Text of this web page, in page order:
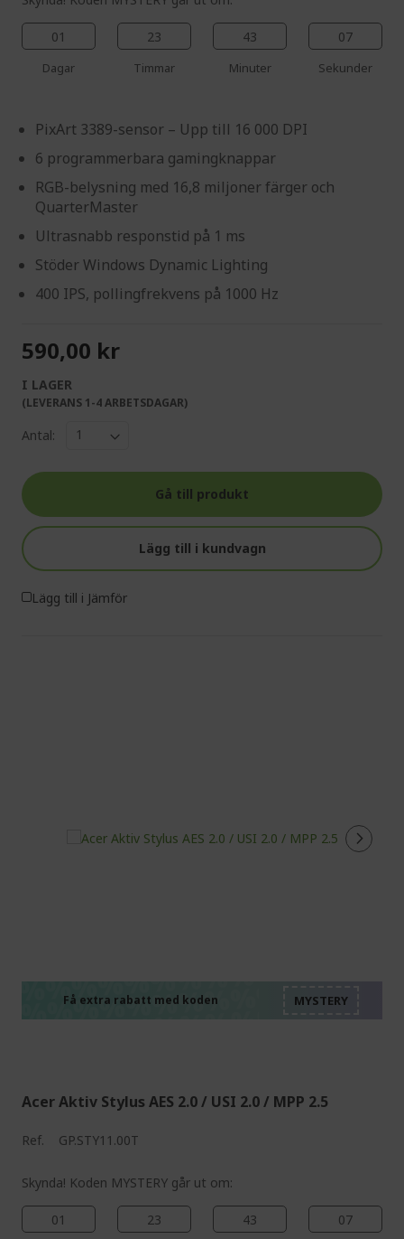
01
Dagar
23
Timmar
43
Minuter
06
Sekunder
PixArt 3389-sensor – Upp till 16 000 DPI
6 programmerbara gamingknappar
RGB-belysning med 16,8 miljoner färger och
QuarterMaster
Ultrasnabb responstid på 1 ms
Stöder Windows Dynamic Lighting
400 IPS, pollingfrekvens på 1000 Hz
590,00 kr
I LAGER
(LEVERANS 1-4 ARBETSDAGAR)
Antal:
Gå till produkt
Lägg till i kundvagn
Lägg till i Jämför
Få extra rabatt med koden
Acer Aktiv Stylus AES 2.0 / USI 2.0 / MPP 2.5
Ref. GP.STY11.00T
Skynda! Koden MYSTERY går ut om:
01 23 43 06